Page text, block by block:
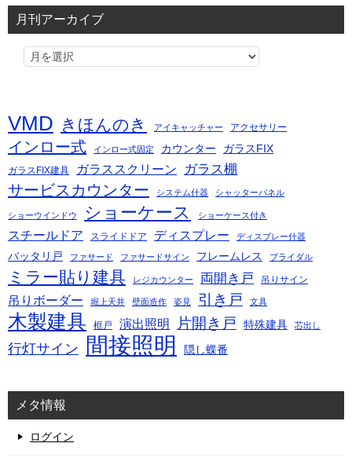
月刊アーカイブ
VMD きほんのき アイキャッチャー アクセサリー
インロー式 インロー式固定 カウンター ガラスFIX
ガラスFIX建具 ガラススクリーン ガラス棚
サービスカウンター システム什器 シャッターパネル
ショーウインドウ ショーケース ショーケース付き
スチールドア スライドドア ディスプレー ディスプレー什器
バッタリ戸 ファサード ファサードサイン フレームレス ブライダル
ミラー貼り建具 レジカウンター 両開き戸 吊りサイン
吊りボーダー 堀上天井 壁面造作 姿見 引き戸 文具
木製建具 框戸 演出照明 片開き戸 特殊建具 芯出し
行灯サイン 間接照明 隠し蝶番
メタ情報
ログイン